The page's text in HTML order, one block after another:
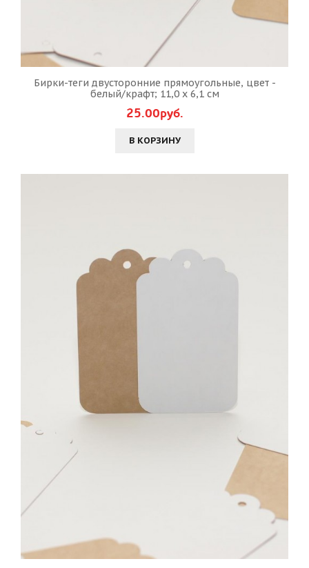
Бирки-теги двусторонние прямоугольные, цвет -
белый/крафт; 11,0 х 6,1 см
25.00руб.
В КОРЗИНУ